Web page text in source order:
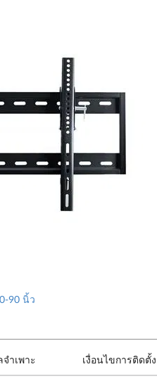
90 นิ้ว
ำเพาะ เงื่อนไขการติดตั้ง